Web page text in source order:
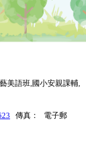
美語班,國小安親課輔,
傳真： 電子郵